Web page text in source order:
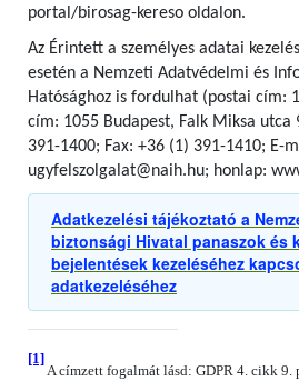
portal/birosag-kereso oldalon.
Az Érintett a személyes adatai
esetén a Nemzeti Adatvédelmi és
Hatósághoz is fordulhat (postai cím:
cím: 1055 Budapest, Falk Miksa utca
391-1400; Fax: +36 (1) 391-1410; E-
ugyfelszolgalat@naih.hu; honlap:
Adatkezelési tájékoztató a
biztonsági Hivatal panaszok és
bejelentések kezeléséhez
adatkezeléséhez
[1]
A címzett fogalmát lásd: GDPR 4. cikk 9.